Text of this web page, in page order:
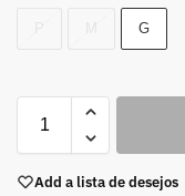
G
Add a lista de desejos